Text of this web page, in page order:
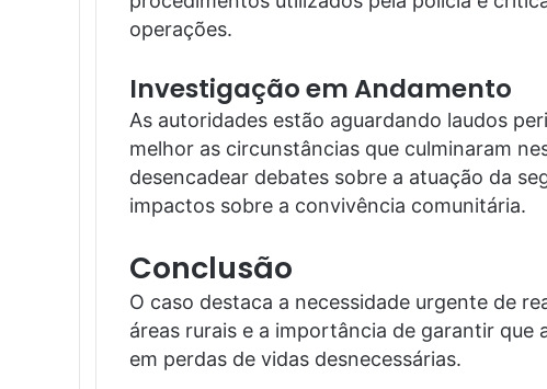
operações.
Investigação em Andamento
As autoridades estão aguardando laudos
melhor as circunstâncias que culminaram
desencadear debates sobre a atuação da
impactos sobre a convivência comunitária.
Conclusão
O caso destaca a necessidade urgente de
áreas rurais e a importância de garantir que
em perdas de vidas desnecessárias.